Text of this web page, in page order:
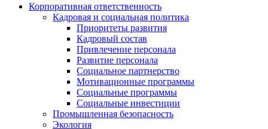
Корпоративная ответственность
Кадровая и социальная политика
Приоритеты развития
Кадровый состав
Привлечение персонала
Развитие персонала
Социальное партнерство
Мотивационные программы
Социальные программы
Социальные инвестиции
Промышленная безопасность
Экология